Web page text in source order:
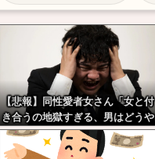
【悲報】同性愛者女さん「女と付
き合うの地獄すぎる、男はどうや
って耐えてんの？」←コレは同意
せざるおえないと話題に